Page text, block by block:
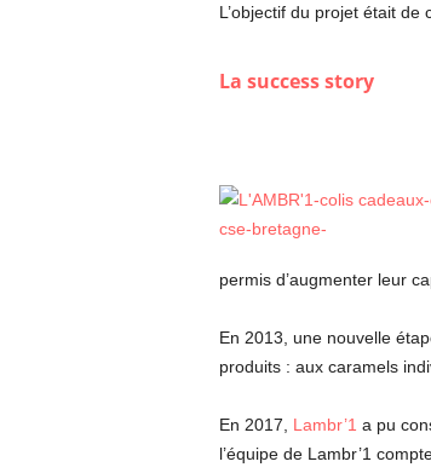
L’objectif du projet était
La success story
permis d’augmenter leur
En 2013, une nouvelle
produits : aux caramels
En 2017, Lambr’1 a pu
l’équipe de Lambr’1